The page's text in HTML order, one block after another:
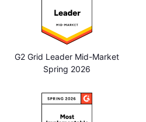
G2 Grid Leader Mid-Market
Spring 2026